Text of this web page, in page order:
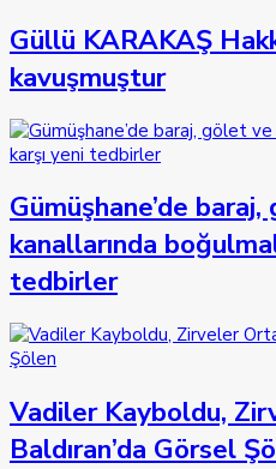
Güllü KARAKAŞ
kavuşmuştur
Gümüşhane’de
kanallarında
tedbirler
Vadiler Kayboldu,
Baldıran’da Görsel